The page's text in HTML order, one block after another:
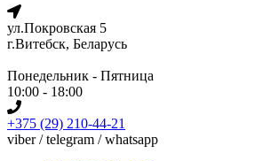
ул.Покровская 5
г.Витебск, Беларусь
Понедельник - Пятница
10:00 - 18:00
+375 (29) 210-44-21
viber / telegram / whatsapp